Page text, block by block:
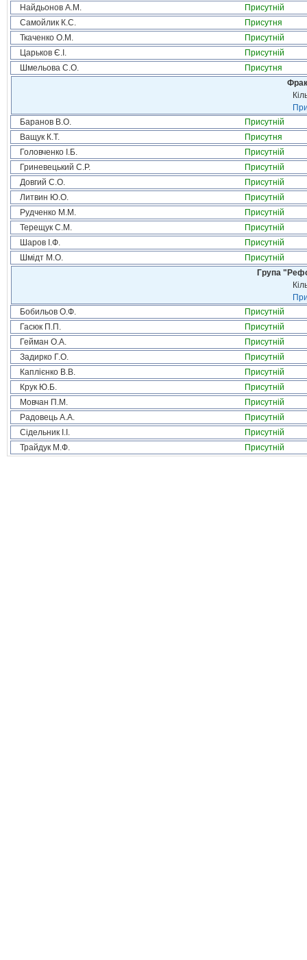
Найдьонов А.М.
Присутній
Самойлик К.С.
Присутня
Ткаченко О.М.
Присутній
Царьков Є.І.
Присутній
Шмельова С.О.
Присутня
Баранов В.О.
Присутній
Ващук К.Т.
Присутня
Головченко І.Б.
Присутній
Гриневецький С.Р.
Присутній
Довгий С.О.
Присутній
Литвин Ю.О.
Присутній
Рудченко М.М.
Присутній
Терещук С.М.
Присутній
Шаров І.Ф.
Присутній
Шмідт М.О.
Присутній
Група
Бобильов О.Ф.
Присутній
Гасюк П.П.
Присутній
Гейман О.А.
Присутній
Задирко Г.О.
Присутній
Каплієнко В.В.
Присутній
Крук Ю.Б.
Присутній
Мовчан П.М.
Присутній
Радовець А.А.
Присутній
Сідельник І.І.
Присутній
Трайдук М.Ф.
Присутній